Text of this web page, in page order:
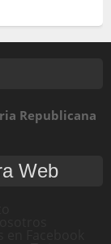
Republicana
Web